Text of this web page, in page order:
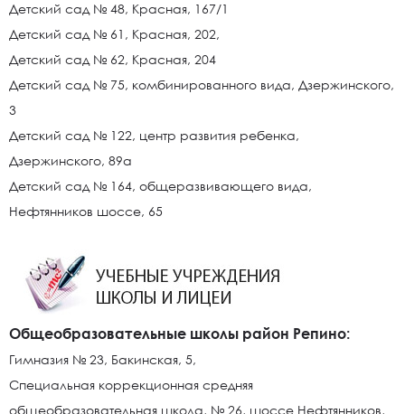
Детский сад № 48, Красная, 167/1
Детский сад № 61, Красная, 202,
Детский сад № 62, Красная, 204
Детский сад № 75, комбинированного вида, Дзержинского,
3
Детский сад № 122, центр развития ребенка,
Дзержинского, 89а
Детский сад № 164, общеразвивающего вида,
Нефтянников шоссе, 65
Общеобразовательные школы район Репино:
Гимназия № 23, Бакинская, 5,
Специальная коррекционная средняя
общеобразовательная школа, № 26, шоссе Нефтянников,